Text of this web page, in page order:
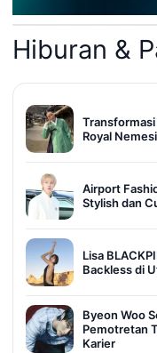
Hiburan &
Transformasi
Royal
Airport
Stylish dan
Lisa
Backless di
Byeon Woo
Pemotretan
Karier